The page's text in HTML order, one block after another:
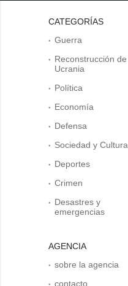
CATEGORÍAS
Guerra
Reconstrucción de
Ucrania
Política
Economía
Defensa
Sociedad y Cultura
Deportes
Crimen
Desastres y
emergencias
AGENCIA
sobre la agencia
contacto